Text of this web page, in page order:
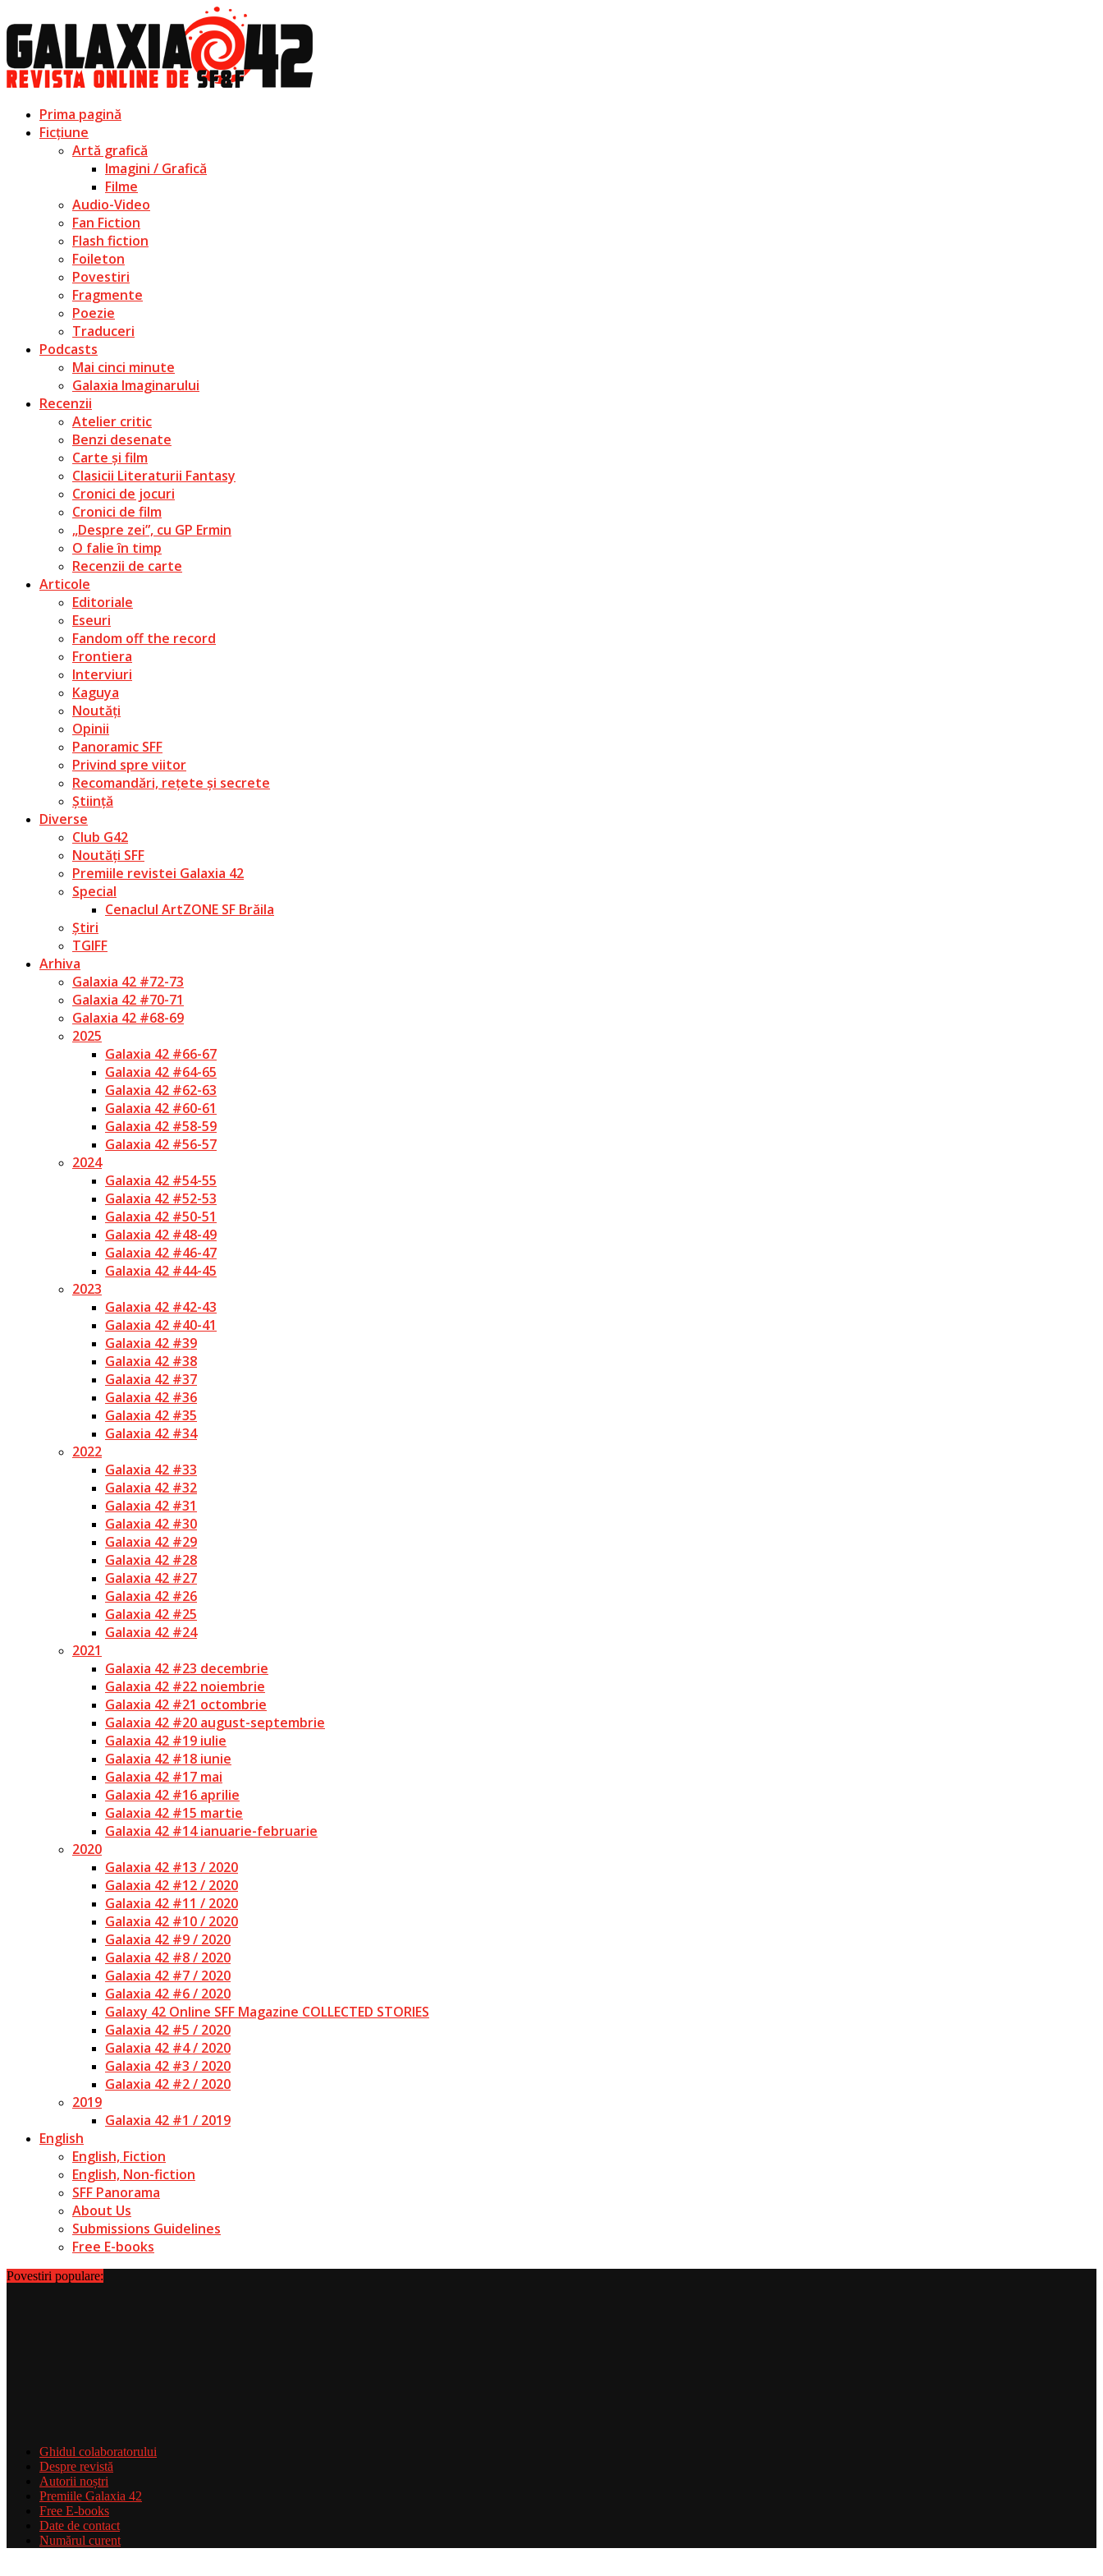
Prima pagină
Ficțiune
Artă grafică
Imagini / Grafică
Filme
Audio-Video
Fan Fiction
Flash fiction
Foileton
Povestiri
Fragmente
Poezie
Traduceri
Podcasts
Mai cinci minute
Galaxia Imaginarului
Recenzii
Atelier critic
Benzi desenate
Carte și film
Clasicii Literaturii Fantasy
Cronici de jocuri
Cronici de film
„Despre zei”, cu GP Ermin
O falie în timp
Recenzii de carte
Articole
Editoriale
Eseuri
Fandom off the record
Frontiera
Interviuri
Kaguya
Noutăți
Opinii
Panoramic SFF
Privind spre viitor
Recomandări, rețete și secrete
Știință
Diverse
Club G42
Noutăți SFF
Premiile revistei Galaxia 42
Special
Cenaclul ArtZONE SF Brăila
Știri
TGIFF
Arhiva
Galaxia 42 #72-73
Galaxia 42 #70-71
Galaxia 42 #68-69
2025
Galaxia 42 #66-67
Galaxia 42 #64-65
Galaxia 42 #62-63
Galaxia 42 #60-61
Galaxia 42 #58-59
Galaxia 42 #56-57
2024
Galaxia 42 #54-55
Galaxia 42 #52-53
Galaxia 42 #50-51
Galaxia 42 #48-49
Galaxia 42 #46-47
Galaxia 42 #44-45
2023
Galaxia 42 #42-43
Galaxia 42 #40-41
Galaxia 42 #39
Galaxia 42 #38
Galaxia 42 #37
Galaxia 42 #36
Galaxia 42 #35
Galaxia 42 #34
2022
Galaxia 42 #33
Galaxia 42 #32
Galaxia 42 #31
Galaxia 42 #30
Galaxia 42 #29
Galaxia 42 #28
Galaxia 42 #27
Galaxia 42 #26
Galaxia 42 #25
Galaxia 42 #24
2021
Galaxia 42 #23 decembrie
Galaxia 42 #22 noiembrie
Galaxia 42 #21 octombrie
Galaxia 42 #20 august-septembrie
Galaxia 42 #19 iulie
Galaxia 42 #18 iunie
Galaxia 42 #17 mai
Galaxia 42 #16 aprilie
Galaxia 42 #15 martie
Galaxia 42 #14 ianuarie-februarie
2020
Galaxia 42 #13 / 2020
Galaxia 42 #12 / 2020
Galaxia 42 #11 / 2020
Galaxia 42 #10 / 2020
Galaxia 42 #9 / 2020
Galaxia 42 #8 / 2020
Galaxia 42 #7 / 2020
Galaxia 42 #6 / 2020
Galaxy 42 Online SFF Magazine COLLECTED STORIES
Galaxia 42 #5 / 2020
Galaxia 42 #4 / 2020
Galaxia 42 #3 / 2020
Galaxia 42 #2 / 2020
2019
Galaxia 42 #1 / 2019
English
English, Fiction
English, Non-fiction
SFF Panorama
About Us
Submissions Guidelines
Free E-books
Povestiri populare:
Ghidul colaboratorului
Despre revistă
Autorii noștri
Premiile Galaxia 42
Free E-books
Date de contact
Numărul curent